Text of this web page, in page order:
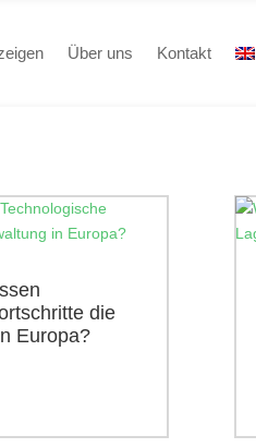
Über uns Kontakt
die
Europa?